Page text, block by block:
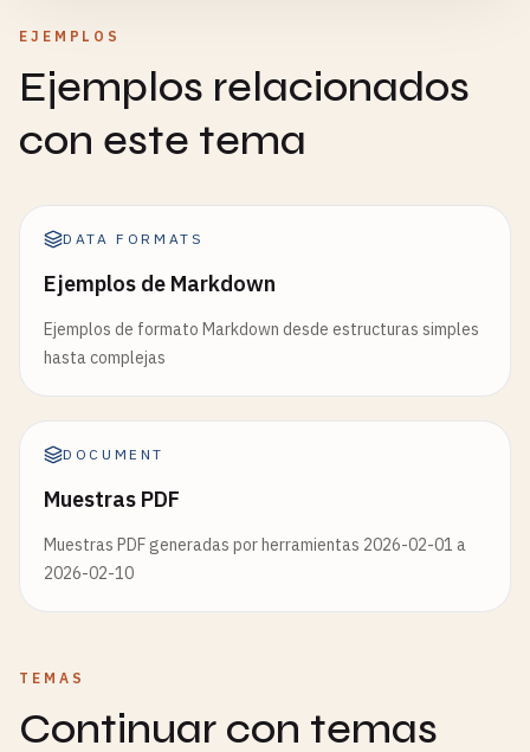
EJEMPLOS
Ejemplos relacionados
con este tema
DATA FORMATS
Ejemplos de Markdown
Ejemplos de formato Markdown desde estructuras simples
hasta complejas
DOCUMENT
Muestras PDF
Muestras PDF generadas por herramientas 2026-02-01 a
2026-02-10
TEMAS
Continuar con temas